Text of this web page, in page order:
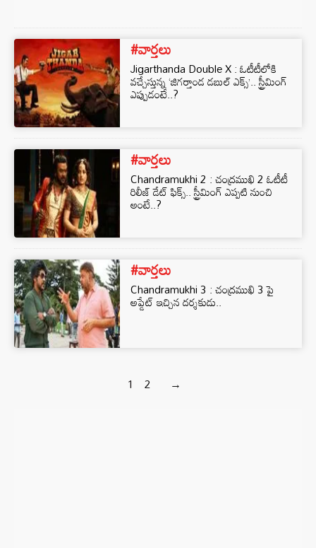
#వార్తలు
Jigarthanda Double X : ఓటీటీలోకి
వచ్చేస్తున్న ‘జిగర్తాండ డబుల్ ఎక్స్’.. స్ట్రీమింగ్
ఎప్పుడంటే..?
#వార్తలు
Chandramukhi 2 : చంద్రముఖి 2 ఓటీటీ
రిలీజ్ డేట్ ఫిక్స్.. స్ట్రీమింగ్ ఎప్పటి నుంచి
అంటే..?
#వార్తలు
Chandramukhi 3 : చంద్రముఖి 3 పై
అప్డేట్ ఇచ్చిన దర్శకుడు..
1 2 →